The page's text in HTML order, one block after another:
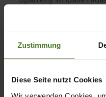
Zustimmung
Diese Seite nutzt Cookies
Sklízená hmota je
otvory o průměru 16
pelety dopravují
Premos je přitom